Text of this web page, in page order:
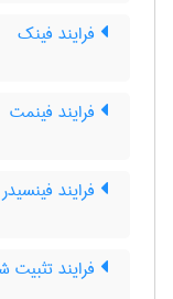
فرایند فینک
فرایند فینمت
فرایند فینسیدر
فرایند تثبیت